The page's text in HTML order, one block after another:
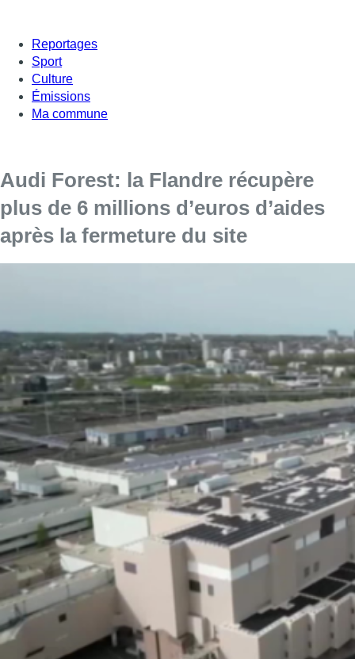
Reportages
Sport
Culture
Émissions
Ma commune
Audi Forest: la Flandre récupère
plus de 6 millions d’euros d’aides
après la fermeture du site